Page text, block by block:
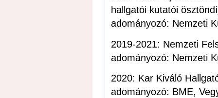
hallgatói kutatói
adományozó: Nemzeti
2019-2021:
adományozó: Nemzeti
2020: Kar Kiváló
adományozó: BME,